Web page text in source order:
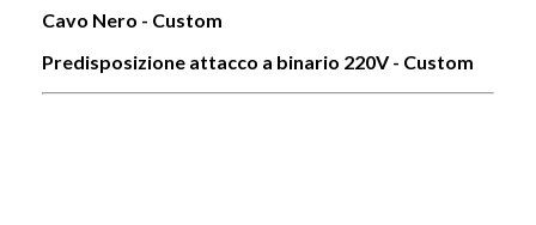
Cavo Nero - Custom
Predisposizione attacco a binario 220V - Custom